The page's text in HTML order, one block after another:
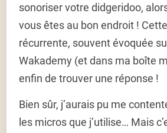
sonoriser votre didgeridoo,
vous êtes au bon endroit !
récurrente, souvent évoquée
Wakademy (et dans ma boîte
enfin de trouver une réponse !
Bien sûr, j’aurais pu me
les micros que j’utilise… Mais